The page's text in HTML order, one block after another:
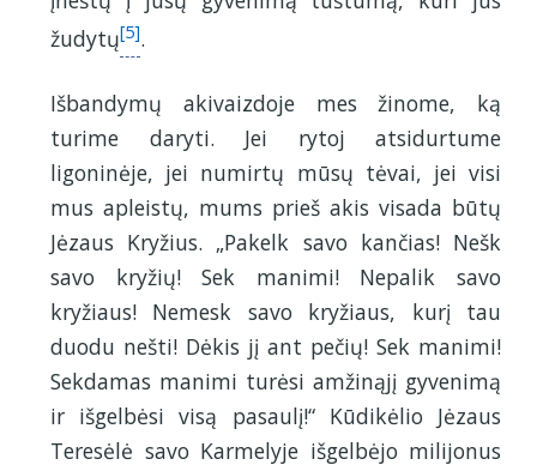
žudytų[5].
Išbandymų akivaizdoje mes žinome, ką
turime daryti. Jei rytoj atsidurtume
ligoninėje, jei numirtų mūsų tėvai, jei visi
mus apleistų, mums prieš akis visada būtų
Jėzaus Kryžius. „Pakelk savo kančias! Nešk
savo kryžių! Sek manimi! Nepalik savo
kryžiaus! Nemesk savo kryžiaus, kurį tau
duodu nešti! Dėkis jį ant pečių! Sek manimi!
Sekdamas manimi turėsi amžinąjį gyvenimą
ir išgelbėsi visą pasaulį!“ Kūdikėlio Jėzaus
Teresėlė savo Karmelyje išgelbėjo milijonus